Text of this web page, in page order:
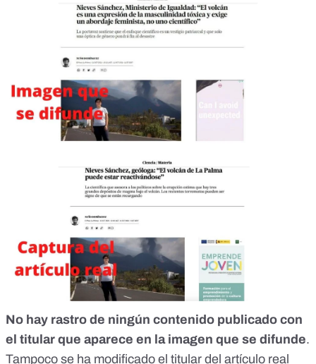
No hay rastro de ningún contenido publicado con
el titular que aparece en la imagen que se difunde.
Tampoco se ha modificado el titular del artículo real